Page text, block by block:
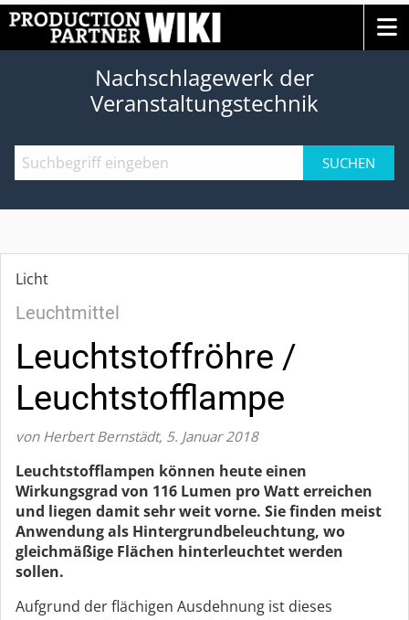
Nachschlagewerk der
Veranstaltungstechnik
SUCHEN
Licht
Leuchtmittel
Leuchtstoffröhre /
Leuchtstofflampe
von Herbert Bernstädt, 5. Januar 2018
Leuchtstofflampen können heute einen
Wirkungsgrad von 116 Lumen pro Watt erreichen
und liegen damit sehr weit vorne. Sie finden meist
Anwendung als Hintergrundbeleuchtung, wo
gleichmäßige Flächen hinterleuchtet werden
sollen.
Aufgrund der flächigen Ausdehnung ist dieses